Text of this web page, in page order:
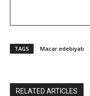
TAGS Macar edebiyatı
RELATED ARTICLES